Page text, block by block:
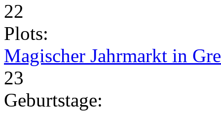
22
Plots:
Magischer Jahrmarkt in
23
Geburtstage: